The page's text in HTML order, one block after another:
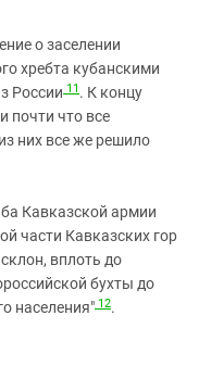
о заселении
хребта кубанскими
России 11 . К концу
почти что все
них все же решило
Кавказской армии
части Кавказских гор
вплоть до
бухты до
населения" 12.